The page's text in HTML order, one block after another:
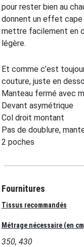
pour rester bien au
donnent un effet cape
mettre facilement en
légère.
Et comme c’est
couture, juste en
Manteau fermé avec
Devant asymétrique
Col droit montant
Pas de doublure,
2 poches
Fournitures
Tissus recommandés
Métrage nécessaire (en
350, 430